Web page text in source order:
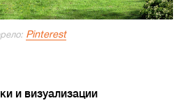
Pinterest
и визуализации